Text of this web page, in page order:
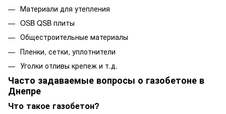
Материали для утепления
OSB QSB плиты
Общестроительные материалы
Пленки, сетки, уплотнители
Уголки отливы крепеж и т.д.
Часто задаваемые вопросы о газобетоне в
Днепре
Что такое газобетон?